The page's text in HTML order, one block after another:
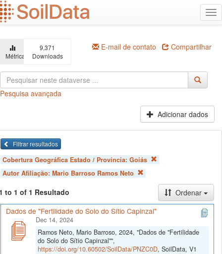
Ir
para
o
principal
Métricas
9,371
Downloads
E-mail de contato Compartilhar
Pesquisa avançada
Adicionar dados
Filtrar resultados
Cobertura Geográfica Estado / Província: Goiás
Autor Afiliação: Mario Barroso Ramos Neto
to 1 of 1 Resultado
Ordenar
Dados de "Fertilidade do Solo do Sítio Capinzal"
Dec 14, 2024
Ramos Neto, Mario Barroso, 2024, "Dados de "Fertilidade
do Solo do Sítio Capinzal"",
https://doi.org/10.60502/SoilData/PNZC0D, SoilData, V1